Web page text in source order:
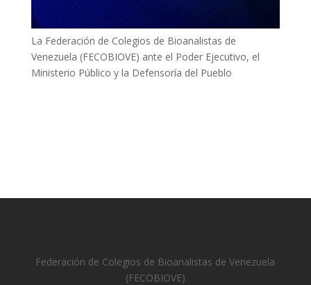
La Federación de Colegios de Bioanalistas de
Venezuela (FECOBIOVE) ante el Poder Ejecutivo, el
Ministerio Público y la Defensoría del Pueblo
Federación de Colegios de Bioanalistas de Venezuela
(FECOBIOVE)